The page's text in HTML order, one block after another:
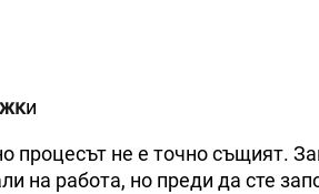
и
процесът не е точно същият.
на работа, но преди да сте